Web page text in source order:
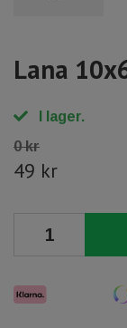
Lana
I lager.
0 kr
49 kr